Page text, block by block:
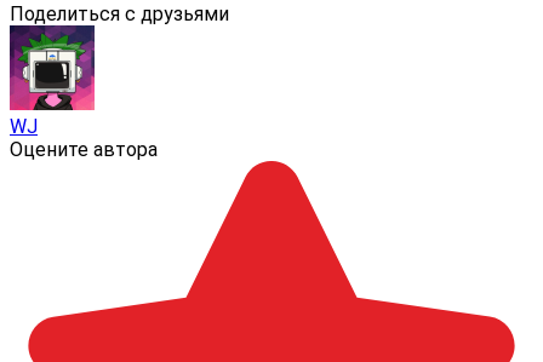
Поделиться с друзьями
WJ
Оцените автора